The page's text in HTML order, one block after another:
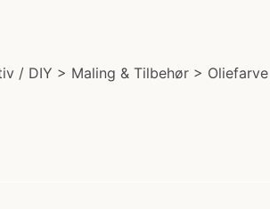
/ DIY > Maling & Tilbehør >